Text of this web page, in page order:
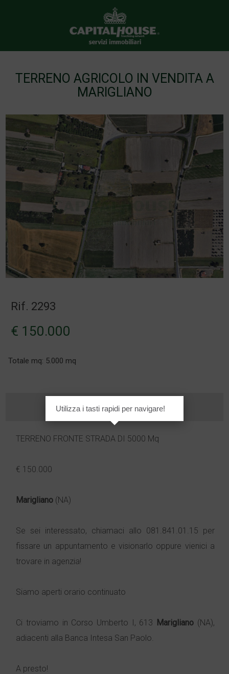
TERRENO AGRICOLO IN VENDITA A
MARIGLIANO
Rif. 2293
€ 150.000
Totale mq: 5.000 mq
TERRENO FRONTE STRADA DI 5000 Mq
€ 150.000
Marigliano (NA)
Se sei interessato, chiamaci allo 081.841.01.15 per
fissare un appuntamento e visionarlo oppure vienici a
trovare in agenzia!
Siamo aperti orario continuato
Ci troviamo in Corso Umberto I, 613 Marigliano (NA),
adiacenti alla Banca Intesa San Paolo.
A presto!
Utilizza i tasti rapidi per navigare!